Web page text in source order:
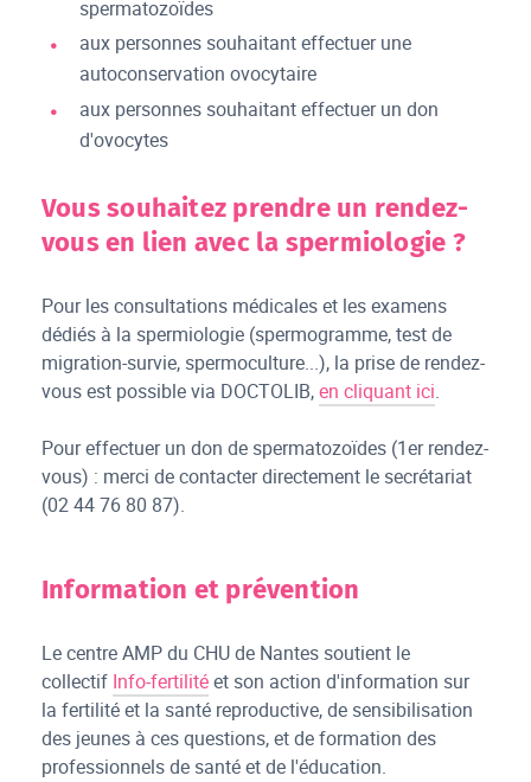
spermatozoïdes
aux personnes souhaitant effectuer une
autoconservation ovocytaire
aux personnes souhaitant effectuer un don
d'ovocytes
Vous souhaitez prendre un rendez-
vous en lien avec la spermiologie ?
Pour les consultations médicales et les examens
dédiés à la spermiologie (spermogramme, test de
migration-survie, spermoculture...), la prise de rendez-
vous est possible via DOCTOLIB,en cliquant ici.
Pour effectuer un don de spermatozoïdes (1er rendez-
vous) : merci de contacter directement le secrétariat
(02 44 76 80 87).
Information et prévention
Le centre AMP du CHU de Nantes soutient le
collectif Info-fertilitéet son action d'information sur
la fertilité et la santé reproductive, de sensibilisation
des jeunes à ces questions, et de formation des
professionnels de santé et de l'éducation.